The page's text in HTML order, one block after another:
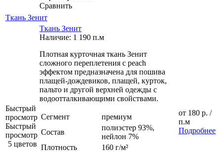
Сравнить
Ткань Зенит
Быстрый
просмотр
Быстрый
просмотр
5 цветов
Ткань Зенит
Наличие: 1 190 п.м
Плотная курточная ткань Зенит
сложного переплетения с peach
эффектом предназначена для пошива
плащей-дождевиков, плащей, курток,
пальто и другой верхней одежды с
водоотталкивающими свойствами.
Сегмент
премиум
Состав
полиэстер 93%,
нейлон 7%
Плотность
160 г/м²
от 180 р. /
п.м
Подробнее